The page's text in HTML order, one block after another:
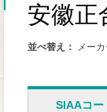
安徽正
並べ替え： メー
SIAAコー